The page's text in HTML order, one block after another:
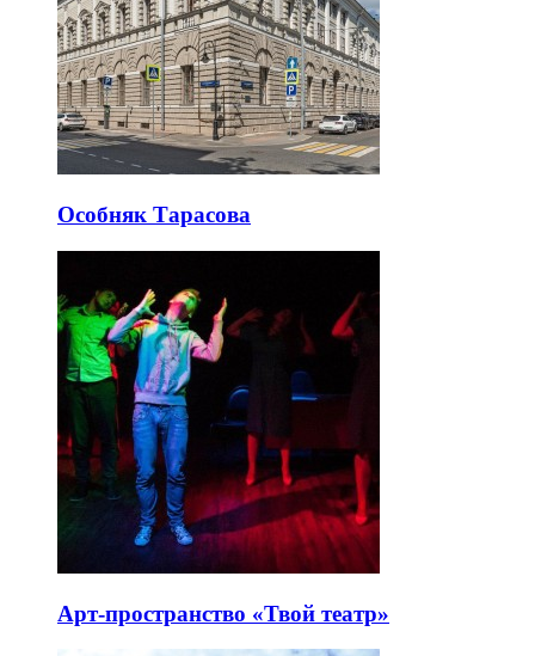
Особняк Тарасова
Арт-пространство «Твой театр»